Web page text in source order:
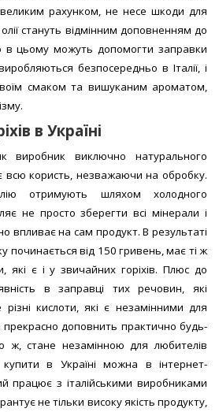
рахунком, не несе шкоди для
стануть відмінним доповненням до
в цьому можуть допомогти заправки
безпосередньо в Італії, і
смаком та вишуканим ароматом,
в Україні
виробник виключно натурального
всю користь, незважаючи на обробку.
отримують шляхом холодного
не просто зберегти всі мінерали і
впливає на сам продукт. В результаті
починається від 150 гривень, має ті ж
які є і у звичайних горіхів. Плюс до
в заправці тих речовин, які
різні кислоти, які є незамінними для
прекрасно доповнить практично будь-
ж, стане незамінною для любителів
купити в Україні можна в інтернет-
працює з італійськими виробниками
не тільки високу якість продукту,